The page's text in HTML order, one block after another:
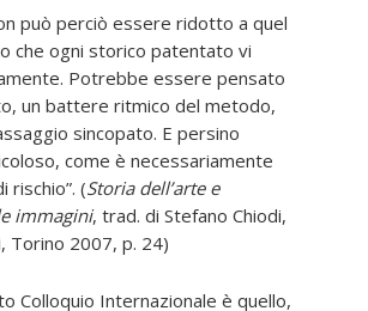
può perciò essere ridotto a quel
che ogni storico patentato vi
Potrebbe essere pensato
un battere ritmico del metodo,
sincopato. E persino
come è necessariamente
rischio”. (Storia dell’arte e
immagini, trad. di Stefano Chiodi,
Torino 2007, p. 24)
Colloquio Internazionale è quello,